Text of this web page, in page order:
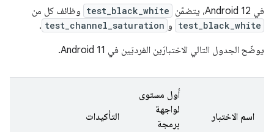
في Android 12، يتضمّن test_black_white وظائف كل من
test_black_white و test_channel_saturation
.
يوضّح الجدول التالي الاختبارَين الفرديَين في Android 11.
اسم الاختبار
أول مستوى
لواجهة
برمجة
التأكيدات